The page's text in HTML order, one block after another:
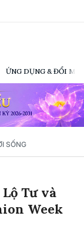
ỨNG DỤNG & ĐỔI
SỐNG
Tư và
Week